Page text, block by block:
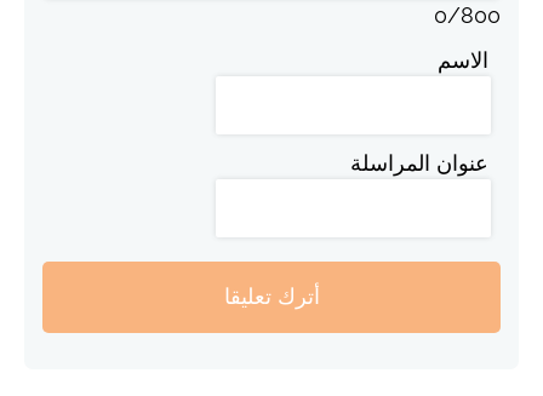
0/800
الاسم
عنوان المراسلة
أترك تعليقا